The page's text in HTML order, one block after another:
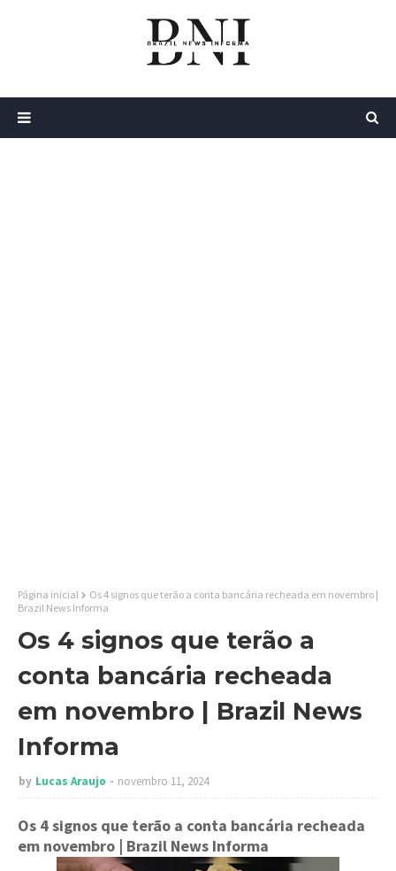
Página inicial
Os 4 signos que terão a conta bancária recheada em novembro |
Brazil News Informa
Os 4 signos que terão a
conta bancária recheada
em novembro | Brazil News
Informa
by Lucas Araujo novembro 11, 2024
Os 4 signos que terão a conta bancária recheada
em novembro | Brazil News Informa